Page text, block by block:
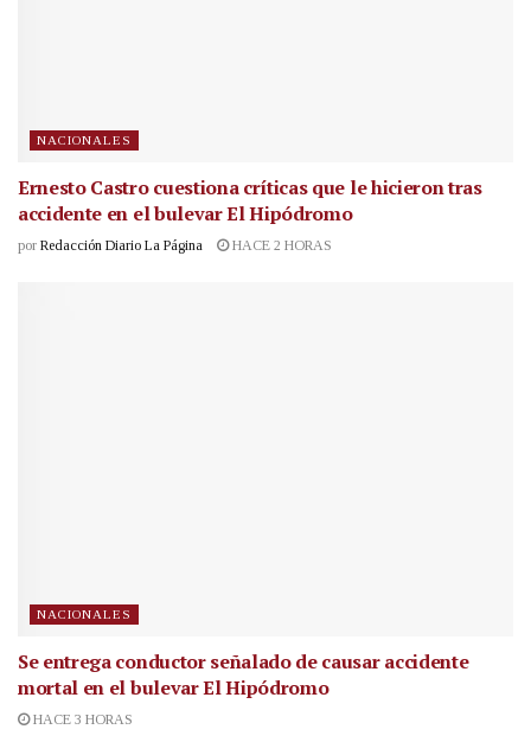
NACIONALES
Ernesto Castro cuestiona críticas que le hicieron tras
accidente en el bulevar El Hipódromo
por Redacción Diario La Página HACE 2 HORAS
NACIONALES
Se entrega conductor señalado de causar accidente
mortal en el bulevar El Hipódromo
HACE 3 HORAS